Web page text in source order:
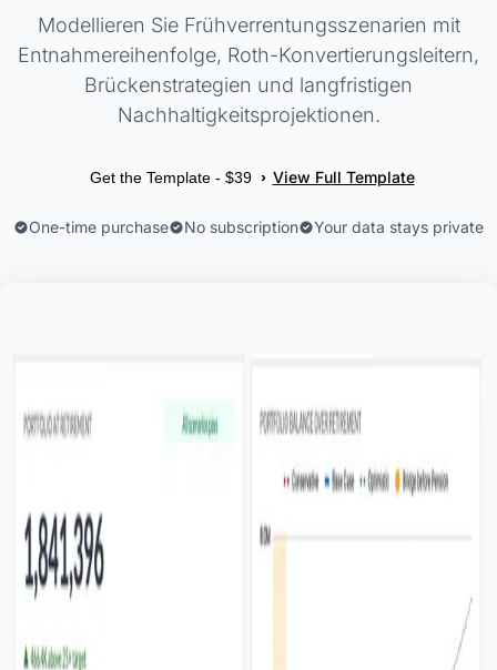
Modellieren Sie Frühverrentungsszenarien mit
Entnahmereihenfolge, Roth-Konvertierungsleitern,
Brückenstrategien und langfristigen
Nachhaltigkeitsprojektionen.
Get the Template - $39 › View Full Template
One-time purchase No subscription Your data stays private